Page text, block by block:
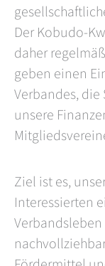
Der Kobudo-
daher
geben einen
Verbandes,
unsere
Ziel ist es,
Interessierten